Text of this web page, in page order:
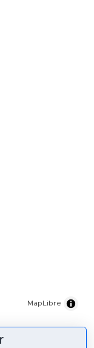
MapLibre